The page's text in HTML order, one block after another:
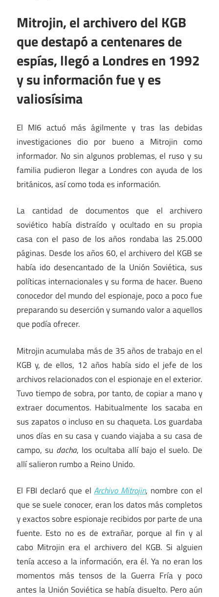
Mitrojin, el archivero del KGB
que destapó a centenares de
espías, llegó a Londres en 1992
y su información fue y es
valiosísima
El MI6 actuó más ágilmente y tras las debidas
investigaciones dio por bueno a Mitrojin como
informador. No sin algunos problemas, el ruso y su
familia pudieron llegar a Londres con ayuda de los
británicos, así como toda es información.
La cantidad de documentos que el archivero
soviético había distraído y ocultado en su propia
casa con el paso de los años rondaba las 25.000
páginas. Desde los años 60, el archivero del KGB se
había ido desencantado de la Unión Soviética, sus
políticas internacionales y su forma de hacer. Bueno
conocedor del mundo del espionaje, poco a poco fue
preparando su deserción y sumando valor a aquellos
que podía ofrecer.
Mitrojin acumulaba más de 35 años de trabajo en el
KGB y, de ellos, 12 años había sido el jefe de los
archivos relacionados con el espionaje en el exterior.
Tuvo tiempo de sobra, por tanto, de copiar a mano y
extraer documentos. Habitualmente los sacaba en
sus zapatos o incluso en su chaqueta. Los guardaba
unos días en su casa y cuando viajaba a su casa de
campo, su dacha, los ocultaba allí bajo el suelo. De
allí salieron rumbo a Reino Unido.
El FBI declaró que elArchivo Mitrojin, nombre con el
que se suele conocer, eran los datos más completos
y exactos sobre espionaje recibidos por parte de una
fuente. Esto no es de extrañar, porque al fin y al
cabo Mitrojin era el archivero del KGB. Si alguien
tenía acceso a la información, era él. Ya no eran los
momentos más tensos de la Guerra Fría y poco
antes la Unión Soviética se había disuelto. Pero aún